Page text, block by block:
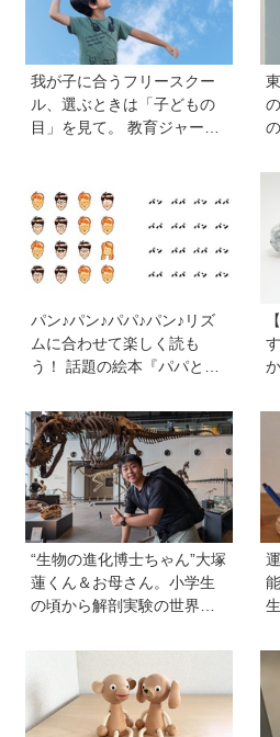
我が子に合うフリースクー
ル、選ぶときは「子どもの
目」を見て。 教育ジャーナ
「ひとつに絞らない」付き
合い方
パン♪パン♪パパ♪パン♪リズ
ムに合わせて楽しく読も
う！ 話題の絵本『パパとパ
ット・サニーブックスさん
に聞く子育てと絵本づくり
のお話
り
“生物の進化博士ちゃん”大塚
蓮くん＆お母さん。小学生
の頃から解剖実験の世界に
近いワニを研究。「興味の
種まきはエンタメから」